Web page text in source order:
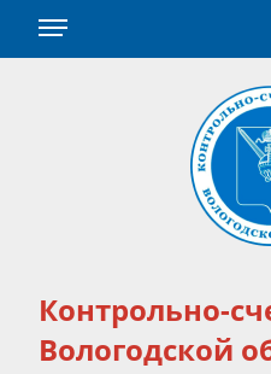
Контрольно-
Вологодской